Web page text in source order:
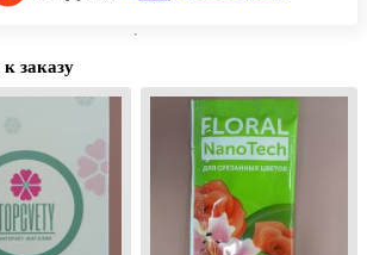
заказу